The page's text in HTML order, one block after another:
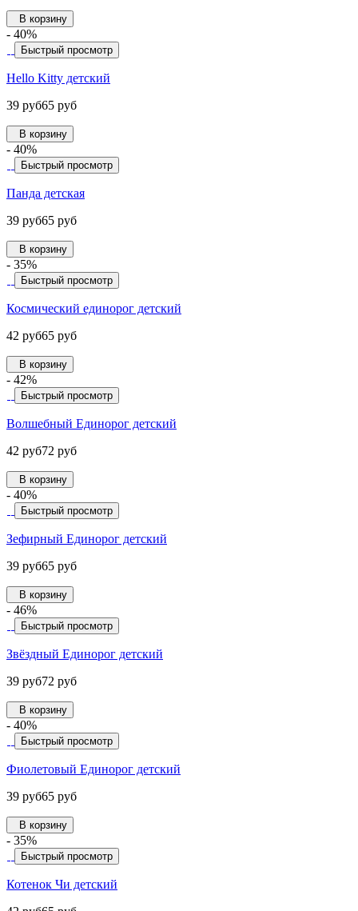
В корзину
- 40%
Быстрый просмотр
Hello Kitty детский
39 руб65 руб
В корзину
- 40%
Быстрый просмотр
Панда детская
39 руб65 руб
В корзину
- 35%
Быстрый просмотр
Космический единорог детский
42 руб65 руб
В корзину
- 42%
Быстрый просмотр
Волшебный Единорог детский
42 руб72 руб
В корзину
- 40%
Быстрый просмотр
Зефирный Единорог детский
39 руб65 руб
В корзину
- 46%
Быстрый просмотр
Звёздный Единорог детский
39 руб72 руб
В корзину
- 40%
Быстрый просмотр
Фиолетовый Единорог детский
39 руб65 руб
В корзину
- 35%
Быстрый просмотр
Котенок Чи детский